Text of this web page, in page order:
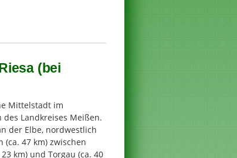
(bei
Mittelstadt im
des Landkreises Meißen.
der Elbe, nordwestlich
(ca. 47 km) zwischen
km) und Torgau (ca. 40